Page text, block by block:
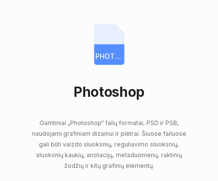
PHOTOSHOP
Photoshop
Gamtiniai „Photoshop“ failų formatai, PSD ir PSB,
naudojami grafiniam dizainui ir plėtrai. Šiuose failuose
gali būti vaizdo sluoksnių, reguliavimo sluoksnių,
sluoksnių kaukių, anotacijų, metaduomenų, raktinių
žodžių ir kitų grafinių elementų.